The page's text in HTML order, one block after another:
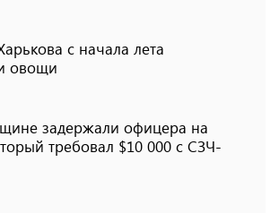
с начала лета
овощи
задержали офицера на
требовал $10 000 с СЗЧ-